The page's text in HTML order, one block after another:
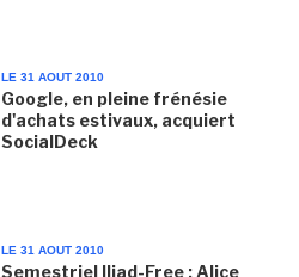
LE 31 AOUT 2010
Google, en pleine frénésie
d'achats estivaux, acquiert
SocialDeck
LE 31 AOUT 2010
Semestriel Iliad-Free : Alice